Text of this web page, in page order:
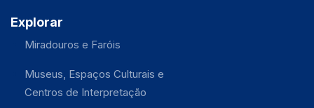
Explorar
Miradouros e Faróis
Museus, Espaços Culturais e
Centros de Interpretação